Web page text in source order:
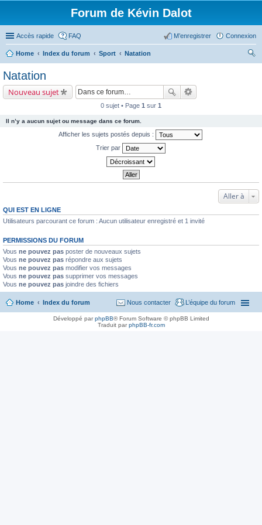
Forum de Kévin Dalot
Accès rapide FAQ Connexion
M’enregistrer
Home Index du forum Sport
Natation
Natation
Nouveau sujet
0 sujet • Page 1 sur 1
Il n’y a aucun sujet ou message dans ce forum.
Afficher les sujets postés depuis :
Trier par
Aller à
QUI EST EN LIGNE
Utilisateurs parcourant ce forum : Aucun utilisateur enregistré et 1 invité
PERMISSIONS DU FORUM
Vous ne pouvez pas poster de nouveaux sujets
Vous ne pouvez pas répondre aux sujets
Vous ne pouvez pas modifier vos messages
Vous ne pouvez pas supprimer vos messages
Vous ne pouvez pas joindre des fichiers
Home Index du forum L’équipe du forum
Nous contacter
Développé parphpBB® Forum Software © phpBB Limited
Traduit parphpBB-fr.com